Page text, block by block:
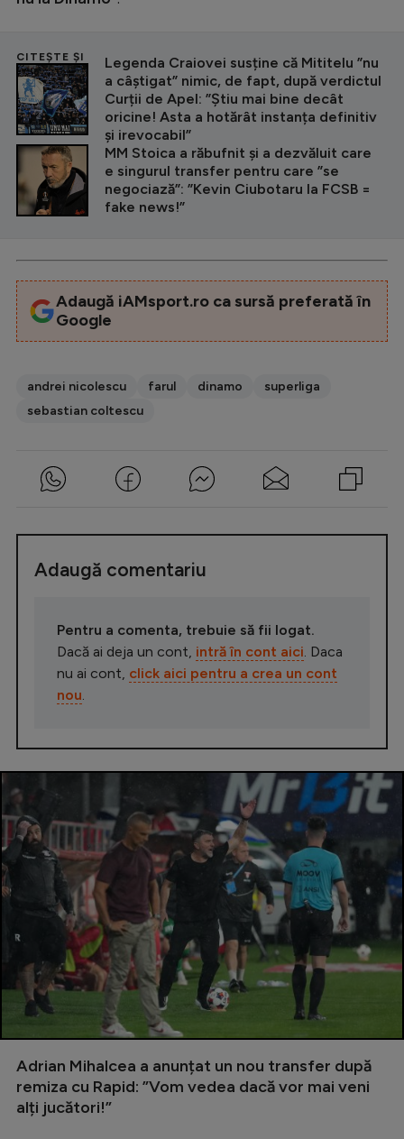
CITEȘTE ȘI
Legenda Craiovei susține că Mititelu ”nu
a câștigat” nimic, de fapt, după verdictul
Curții de Apel: ”Știu mai bine decât
oricine! Asta a hotărât instanța definitiv
și irevocabil”
MM Stoica a răbufnit și a dezvăluit care
e singurul transfer pentru care ”se
negociază”: ”Kevin Ciubotaru la FCSB =
fake news!”
Adaugă iAMsport.ro ca sursă preferată în
Google
andrei nicolescu farul dinamo
superliga
sebastian coltescu
Adaugă comentariu
Pentru a comenta, trebuie să fii logat.
Dacă ai deja un cont, intră în cont aici . Daca
nu ai cont, click aici pentru a crea un cont
nou
Adrian Mihalcea a anunțat un nou transfer după
remiza cu Rapid: ”Vom vedea dacă vor mai veni
alți jucători!”